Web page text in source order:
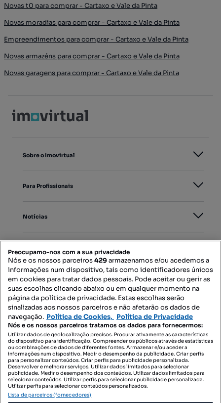
Novas t0 para comprar - Cartaxo e Vale da Pinta
Novas moradias para comprar - Cartaxo e Vale da Pinta
Empreendimentos para comprar - Cartaxo e Vale da Pinta
Novas armazéns para comprar - Cartaxo e Vale da Pinta
Novas garagens para comprar - Cartaxo e Vale da Pinta
Sobre o Imovirtual
Para Profissionais
Notícias
Mapa do Site
Contacte-nos
SIGA-NOS:
DESCARREGAR NA:
Preocupamo-nos com a sua privacidade
Nós e os nossos parceiros429armazenamos e/ou acedemos a
informações num dispositivo, tais como identificadores únicos
em cookies para tratar dados pessoais. Pode aceitar ou gerir as
suas escolhas clicando abaixo ou em qualquer momento na
página da política de privacidade. Estas escolhas serão
sinalizadas aos nossos parceiros e não afetarão os dados de
navegação. Política de Cookies, Política de Privacidade
Nós e os nossos parceiros tratamos os dados para fornecermos:
Utilizar dados de geolocalização precisos. Procurar ativamente as características
do dispositivo para identificação. Compreender os públicos através de estatísticas
ou combinações de dados de diferentes fontes. Armazenar e/ou aceder a
informações num dispositivo. Medir o desempenho da publicidade. Criar perfis
para personalizar conteúdos. Criar perfis para publicidade personalizada.
Desenvolver e melhorar serviços. Utilizar dados limitados para selecionar
publicidade. Medir o desempenho dos conteúdos. Utilizar dados limitados para
selecionar conteúdos. Utilizar perfis para selecionar publicidade personalizada.
Utilizar perfis para selecionar conteúdos personalizados.
Lista de parceiros (fornecedores)